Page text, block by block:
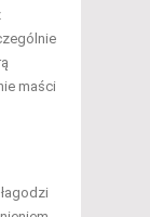
maści